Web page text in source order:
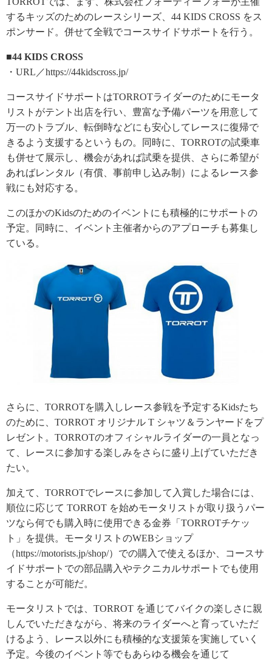
するキッズのためのレースシリーズ、44 KIDS CROSS をス
ポンサード。併せて全戦でコースサイドサポートを行う。
■44 KIDS CROSS
・URL／https://44kidscross.jp/
コースサイドサポートはTORROTライダーのためにモータ
リストがテント出店を行い、豊富な予備パーツを用意して
万一のトラブル、転倒時などにも安心してレースに復帰で
きるよう支援するというもの。同時に、TORROTの試乗車
も併せて展示し、機会があれば試乗を提供、さらに希望が
あればレンタル（有償、事前申し込み制）によるレース参
戦にも対応する。
このほかのKidsのためのイベントにも積極的にサポートの
予定。同時に、イベント主催者からのアプローチも募集し
ている。
さらに、TORROTを購入しレース参戦を予定するKidsたち
のために、TORROT オリジナル T シャツ＆ランヤードをプ
レゼント。TORROTのオフィシャルライダーの一員となっ
て、レースに参加する楽しみをさらに盛り上げていただき
たい。
加えて、TORROTでレースに参加して入賞した場合には、
順位に応じて TORROT を始めモータリストが取り扱うパー
ツなら何でも購入時に使用できる金券「TORROTチケッ
ト」を提供。モータリストのWEBショップ
（https://motorists.jp/shop/）での購入で使えるほか、コースサ
イドサポートでの部品購入やテクニカルサポートでも使用
することが可能だ。
モータリストでは、TORROT を通じてバイクの楽しさに親
しんでいただきながら、将来のライダーへと育っていただ
けるよう、レース以外にも積極的な支援策を実施していく
予定。今後のイベント等でもあらゆる機会を通じて